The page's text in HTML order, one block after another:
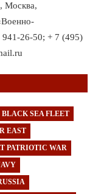
Москва,
941-26-50; + 7 (495)
BLACK SEA FLEET
EAST
PATRIOTIC WAR